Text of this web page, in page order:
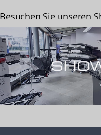
Besuchen Sie unseren